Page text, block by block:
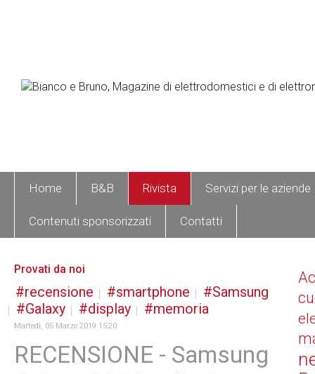
Home B&B Rivista Servizi per le aziende
Contenuti sponsorizzati Contatti
Provati da noi
recensione smartphone
Samsung
Galaxy
display memoria
Martedì, 05 Marzo 2019 15:20
RECENSIONE - Samsung